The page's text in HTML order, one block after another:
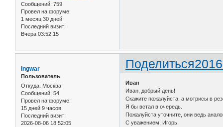
Сообщений: 759
Провел на форуме:
1 месяц 30 дней
Последний визит:
Вчера 03:52:15
Поделиться
Ingwar
Пользователь
Откуда: Москва
Сообщений: 54
Провел на форуме:
15 дней 9 часов
Последний визит:
2026-08-06 18:52:05
Иван
Иван, добрый день!
Скажите пожалуйста, а мотрисы в
Я бы встал в очередь.
Пожалуйста уточните, они ведь
С уважением, Игорь.